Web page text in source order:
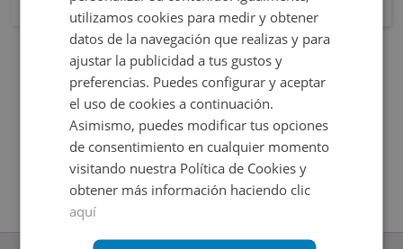
utilizamos cookies para medir y obtener
datos de la navegación que realizas y para
ajustar la publicidad a tus gustos y
preferencias. Puedes configurar y aceptar
el uso de cookies a continuación.
Asimismo, puedes modificar tus opciones
de consentimiento en cualquier momento
visitando nuestra Política de Cookies y
obtener más información haciendo clic
aquí